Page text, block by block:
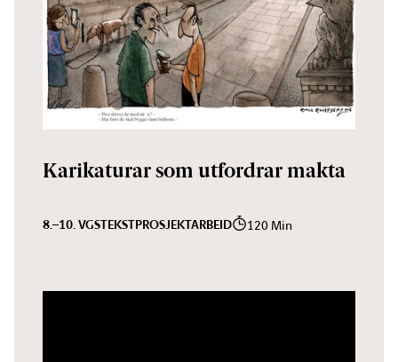
Karikaturar som utfordrar makta
8.–10. VGSTEKSTPROSJEKTARBEID 120 Min